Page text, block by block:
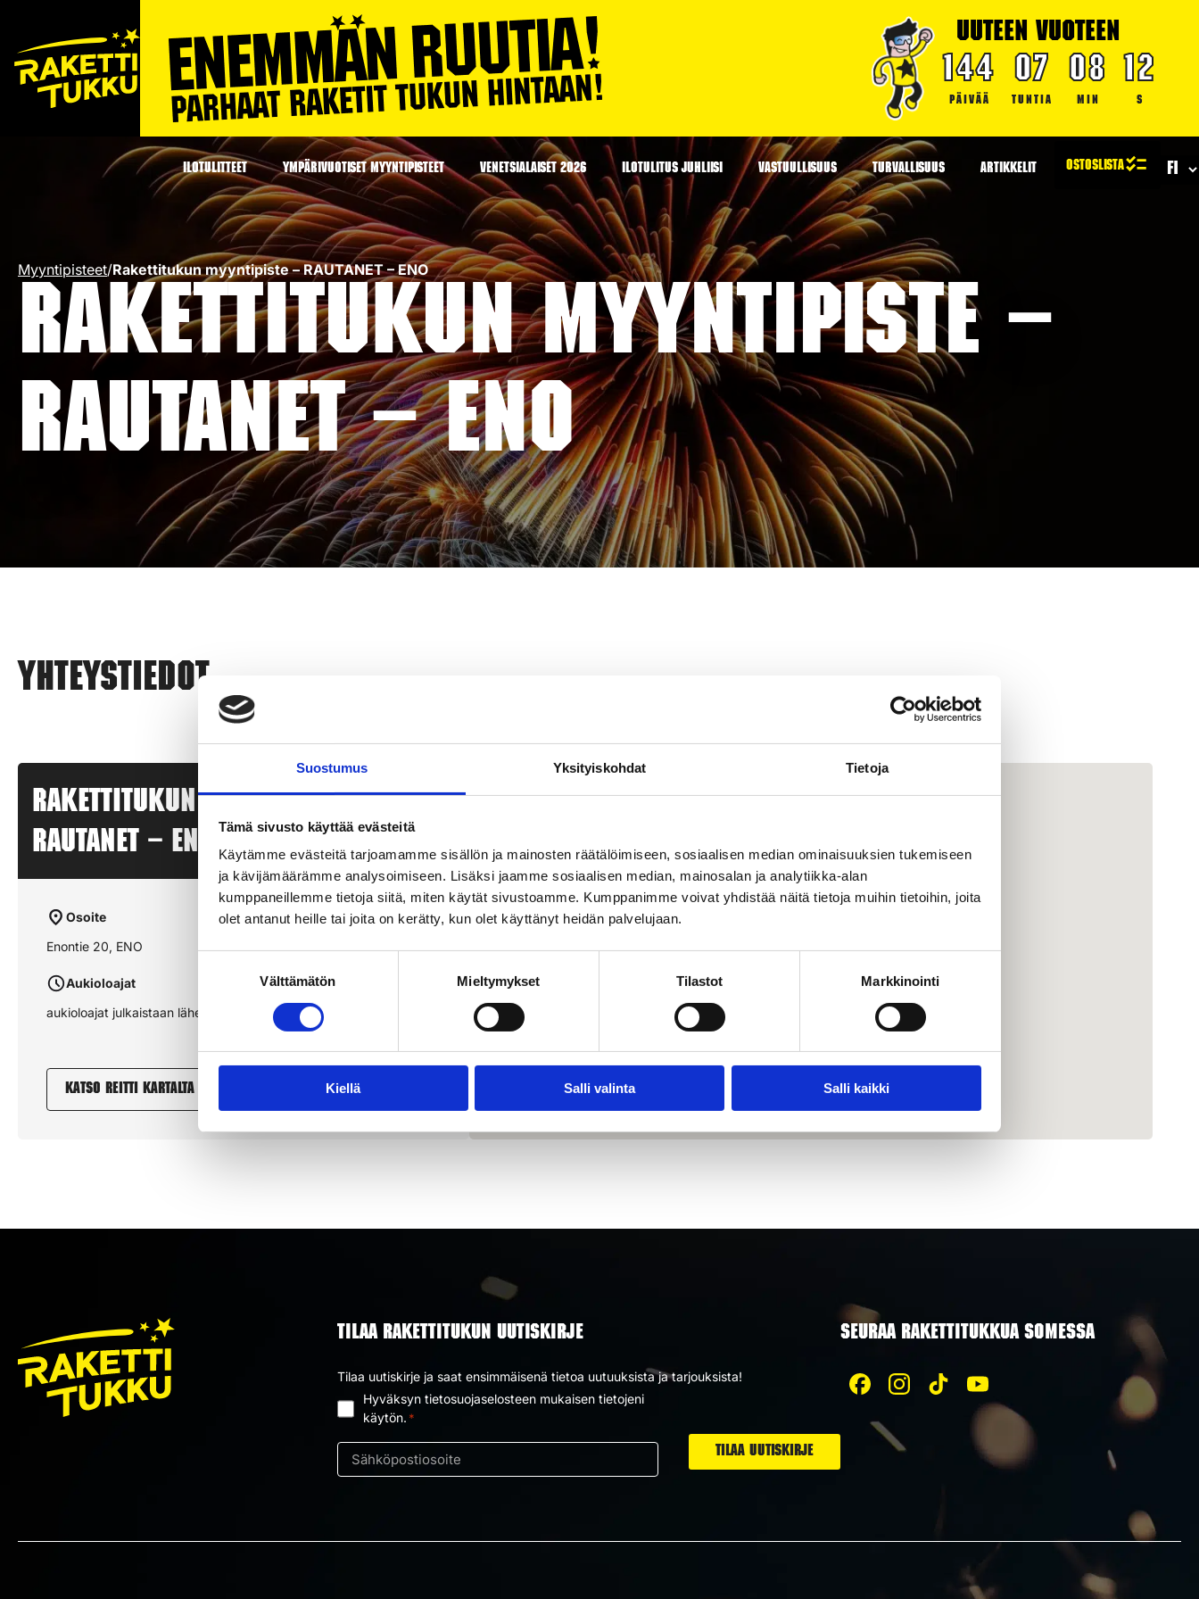
Suostumus Yksityiskohdat Tietoja
Tämä sivusto käyttää evästeitä
Käytämme evästeitä tarjoamamme sisällön ja mainosten räätälöimiseen, sosiaalisen median ominaisuuksien tukemiseen
ja kävijämäärämme analysoimiseen. Lisäksi jaamme sosiaalisen median, mainosalan ja analytiikka-alan
kumppaneillemme tietoja siitä, miten käytät sivustoamme. Kumppanimme voivat yhdistää näitä tietoja muihin tietoihin, joita
olet antanut heille tai joita on kerätty, kun olet käyttänyt heidän palvelujaan.
Välttämätön Mieltymykset Tilastot Markkinointi
Kiellä Salli valinta Salli kaikki
UUTEEN VUOTEEN
144
PÄIVÄÄ
07
TUNTIA
08
MIN
11
S
ILOTULITTEET YMPÄRIVUOTISET MYYNTIPISTEET VENETSIALAISET 2026 ILOTULITUS JUHLIISI VASTUULLISUUS TURVALLISUUS ARTIKKELIT
Myyntipisteet/Rakettitukun myyntipiste – RAUTANET – ENO
Rakettitukun myyntipiste –
RAUTANET – ENO
Yhteystiedot
Rakettitukun myyntipiste –
RAUTANET – ENO
Osoite
Enontie 20, ENO
Aukioloajat
aukioloajat julkaistaan lähempänä sesonkia
Katso reitti kartalta
TILAA RAKETTITUKUN UUTISKIRJE
Tilaa uutiskirje ja saat ensimmäisenä tietoa uutuuksista ja tarjouksista!
Suostumus
*
Hyväksyn tietosuojaselosteen mukaisen tietojeni
käytön. *
Sähköposti
SEURAA RAKETTITUKKUA SOMESSA